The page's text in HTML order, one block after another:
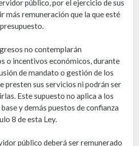
público, por el ejercicio de sus
más remuneración que la que esté
no contemplarán
o incentivos económicos, durante
de mandato o gestión de los
presten sus servicios ni podrán ser
Este supuesto no aplica a los
y demás puestos de confianza
8 de esta Ley.
público deberá ser remunerado